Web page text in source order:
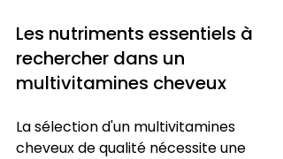
Les nutriments essentiels à
rechercher dans un
multivitamines cheveux
La sélection d'un multivitamines
cheveux de qualité nécessite une